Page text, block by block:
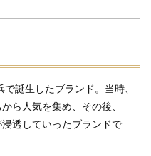
誕生したブランド。当時、
ら人気を集め、その後、
透していったブランドで